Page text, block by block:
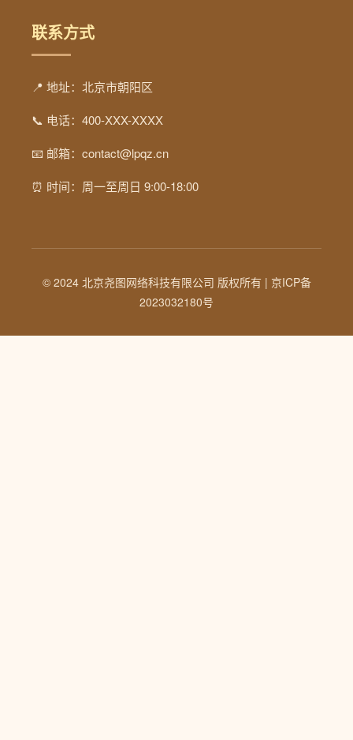
联系方式
📍 地址：北京市朝阳区
📞 电话：400-XXX-XXXX
📧 邮箱：contact@lpqz.cn
⏰ 时间：周一至周日 9:00-18:00
© 2024 北京尧图网络科技有限公司 版权所有 | 京ICP备
2023032180号